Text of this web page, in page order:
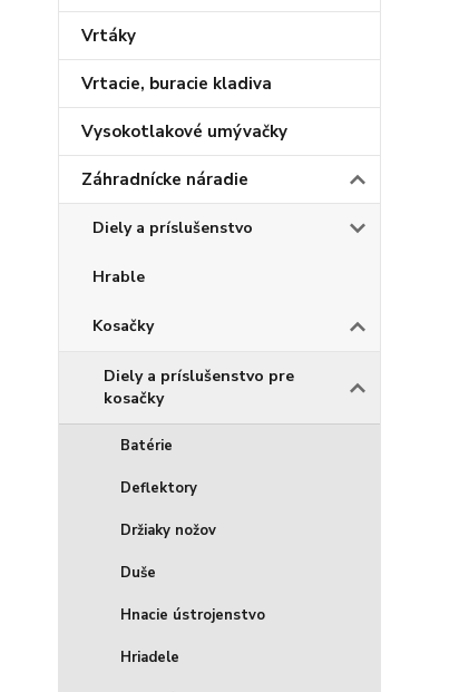
Vrtáky
Vrtacie, buracie kladiva
Vysokotlakové umývačky
Záhradnícke náradie
Diely a príslušenstvo
Hrable
Kosačky
Diely a príslušenstvo pre
kosačky
Batérie
Deflektory
Držiaky nožov
Duše
Hnacie ústrojenstvo
Hriadele